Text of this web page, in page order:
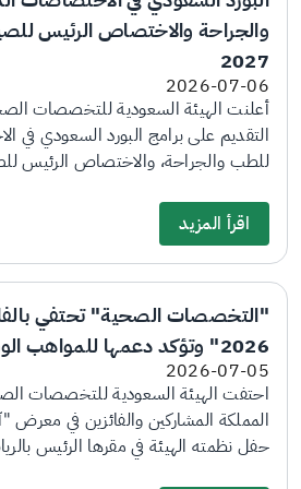
والجراحة والاختصاص الرئيس
2027
2026-07-06
أعلنت الهيئة السعودية للتخصصات
التقديم على برامج البورد السعودي في
للطب والجراحة، والاختصاص الرئيس
سبتمبر، وآخر موعد لترتيب رغبات
3 سبتمبر. وبينت أنه سيتم بعد ذلك
وسيكون إعلان النتائج بالنسبة
والجراحة في 9 نوفمبر القادم، فيما
الراغبين بالتقديم مراجعة المتطلبات
اقرأ المزيد
"التخصصات الصحية" تحتفي
2026" وتؤكد دعمها للمواهب الوطنية
2026-07-05
احتفت الهيئة السعودية للتخصصات
حفل نظمته الهيئة في مقرها الرئيس